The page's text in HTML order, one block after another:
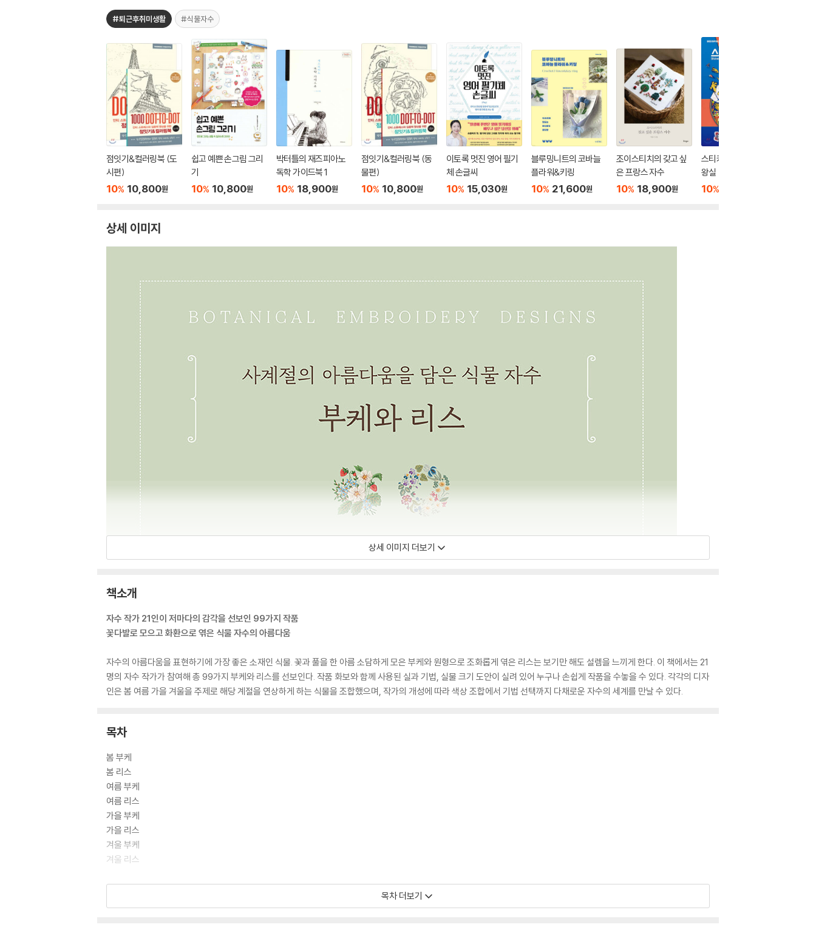
#퇴근후취미생활 #식물자수
점잇기&컬러링북 (도
시편)
10% 10,800원
쉽고 예쁜 손그림 그리
기
10% 10,800원
박터틀의 재즈피아노
독학 가이드북 1
10% 18,900원
점잇기&컬러링북 (동
물편)
10% 10,800원
이토록 멋진 영어 필기
체 손글씨
10% 15,030원
블루밍니트의 코바늘
플라워&키링
10% 21,600원
조이스티치의 갖고 싶
은 프랑스 자수
10% 18,900원
스티커 컬러링 북 : 조선
왕실
10%
상세 이미지
상세 이미지 더보기
책소개
자수 작가 21인이 저마다의 감각을 선보인 99가지 작품
꽃다발로 모으고 화환으로 엮은 식물 자수의 아름다움
자수의 아름다움을 표현하기에 가장 좋은 소재인 식물. 꽃과 풀을 한 아름 소담하게 모은 부케와 원형으로 조화롭게 엮은 리스는 보기만 해도 설렘을 느끼게 한다. 이 책에서는 21
명의 자수 작가가 참여해 총 99가지 부케와 리스를 선보인다. 작품 화보와 함께 사용된 실과 기법, 실물 크기 도안이 실려 있어 누구나 손쉽게 작품을 수놓을 수 있다. 각각의 디자
인은 봄 여름 가을 겨울을 주제로 해당 계절을 연상하게 하는 식물을 조합했으며, 작가의 개성에 따라 색상 조합에서 기법 선택까지 다채로운 자수의 세계를 만날 수 있다.
목차
봄 부케
봄 리스
여름 부케
여름 리스
가을 부케
가을 리스
겨울 부케
겨울 리스
수록 작품을 수놓는 방법
목차 더보기